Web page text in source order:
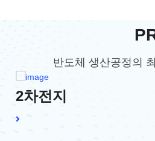
반도체 생산공정의
2차전지